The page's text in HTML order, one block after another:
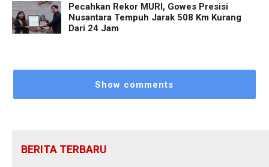
Pecahkan Rekor MURI, Gowes Presisi
Nusantara Tempuh Jarak 508 Km Kurang
Dari 24 Jam
Show comments
BERITA TERBARU